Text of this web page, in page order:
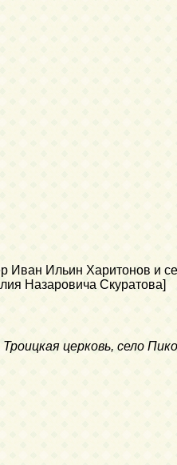
Ильин Харитонов и
Назаровича Скуратова]
церковь, село